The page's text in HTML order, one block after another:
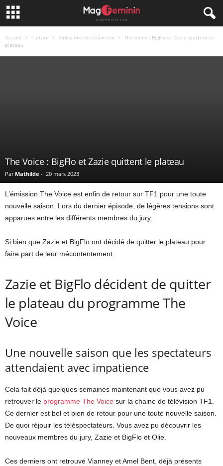
Accueil Culture Emissions de télévision
The Voice : BigFlo et Zazie quittent le
plateau
The Voice : BigFlo et Zazie quittent le plateau
Par Mathilde - 20 mars 2023
L’émission The Voice est enfin de retour sur TF1 pour une toute
nouvelle saison. Lors du dernier épisode, de légères tensions sont
apparues entre les différents membres du jury.
Si bien que Zazie et BigFlo ont décidé de quitter le plateau pour
faire part de leur mécontentement.
Zazie et BigFlo décident de quitter
le plateau du programme The
Voice
Une nouvelle saison que les spectateurs
attendaient avec impatience
Cela fait déjà quelques semaines maintenant que vous avez pu
retrouver le programme The Voice sur la chaine de télévision TF1.
Ce dernier est bel et bien de retour pour une toute nouvelle saison.
De quoi réjouir les téléspectateurs. Vous avez pu découvrir les
nouveaux membres du jury, Zazie et BigFlo et Olie.
Ces derniers ont retrouvé Vianney et Amel Bent, déjà présents